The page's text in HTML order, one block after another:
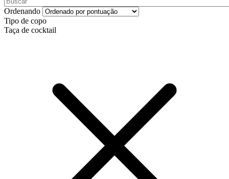
Ordenando
Tipo de copo
Taça de cocktail